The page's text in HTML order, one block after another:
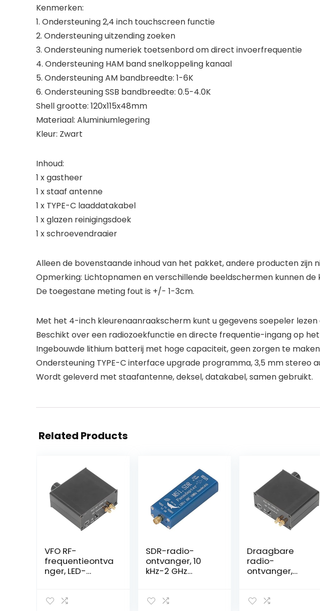
Kenmerken:
1. Ondersteuning 2,4 inch touchscreen functie
2. Ondersteuning uitzending zoeken
3. Ondersteuning numeriek toetsenbord om direct invoerfrequentie
4. Ondersteuning HAM band snelkoppeling kanaal
5. Ondersteuning AM bandbreedte: 1-6K
6. Ondersteuning SSB bandbreedte: 0.5-4.0K
Shell grootte: 120x115x48mm
Materiaal: Aluminiumlegering
Kleur: Zwart
Inhoud:
1 x gastheer
1 x staaf antenne
1 x TYPE-C laaddatakabel
1 x glazen reinigingsdoek
1 x schroevendraaier
Alleen de bovenstaande inhoud van het pakket, andere producten zijn
Opmerking: Lichtopnamen en verschillende beeldschermen kunnen
De toegestane meting fout is +/- 1-3cm.
Met het 4-inch kleurenaanraakscherm kunt u gegevens soepeler
Beschikt over een radiozoekfunctie en directe frequentie-ingang op
Ingebouwde lithium batterij met hoge capaciteit, geen zorgen te
Ondersteuning TYPE-C interface upgrade programma, 3,5 mm stereo
Wordt geleverd met staafantenne, deksel, datakabel, samen gebruikt.
Related Products
VFO RF-
frequentieontva
nger, LED-
1000mAh
SDR-radio-
ontvanger, 10
kHz-2 GHz
gevoeligheid
Draagbare
radio-
ontvanger,
C Opladen